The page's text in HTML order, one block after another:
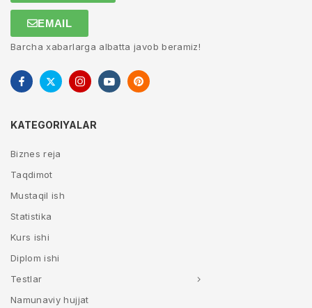
EMAIL
Barcha xabarlarga albatta javob beramiz!
KATEGORIYALAR
Biznes reja
Taqdimot
Mustaqil ish
Statistika
Kurs ishi
Diplom ishi
Testlar
Namunaviy hujjat